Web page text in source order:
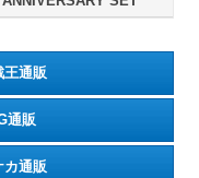
王通販
通販
カ通販